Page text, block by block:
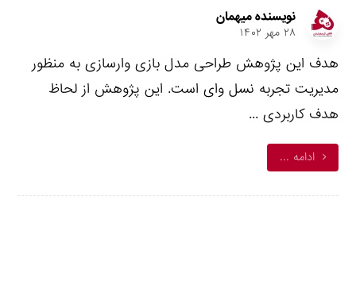
نویسنده میهمان
۲۸ مهر ۱۴۰۲
هدف این پژوهش طراحی مدل بازی وارسازی به منظور
مدیریت تجربه نسل وای است. این پژوهش از لحاظ
هدف کاربردی ...
ادامه ...